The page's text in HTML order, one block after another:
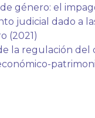
género: el
judicial dado a
(2021)
la regulación